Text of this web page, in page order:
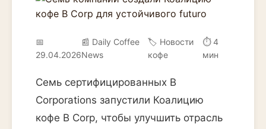
📅
29.04.2026
📰 Daily Coffee
News
🏷️ Новости
кофе
⏱ 4
мин
Семь сертифицированных B
Corporations запустили Коалицию
кофе B Corp, чтобы улучшить отрасль